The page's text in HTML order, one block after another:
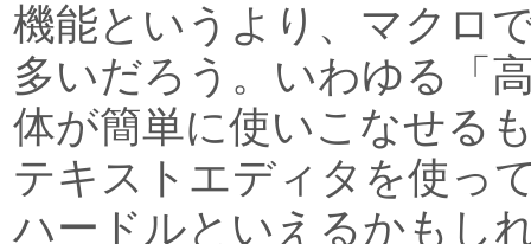
機能というより、マクロ
多いだろう。いわゆる「
体が簡単に使いこなせる
テキストエディタを使っ
ハードルといえるかもし